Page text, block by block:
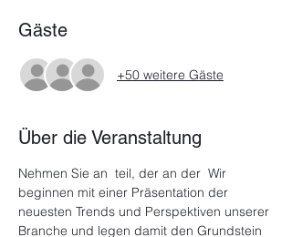
Gäste
+50 weitere Gäste
Über die Veranstaltung
Nehmen Sie an teil, der an der Wir
beginnen mit einer Präsentation der
neuesten Trends und Perspektiven unserer
Branche und legen damit den Grundstein